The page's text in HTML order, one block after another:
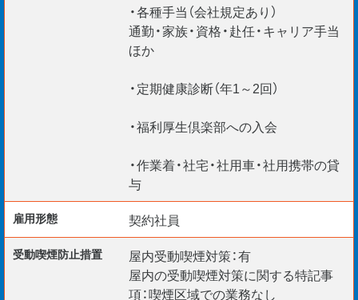
・各種手当（会社規定あり）
通勤・家族・資格・赴任・キャリア手当
ほか
・定期健康診断（年1～2回）
・福利厚生倶楽部への入会
・作業着・社宅・社用車・社用携帯の貸
与
雇用形態 契約社員
受動喫煙防⽌措置
屋内受動喫煙対策：有
屋内の受動喫煙対策に関する特記事
項：喫煙区域での業務なし